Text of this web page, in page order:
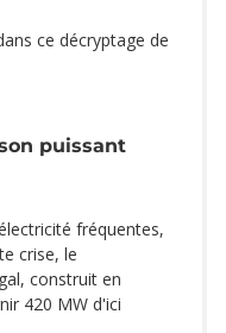
ce décryptage de
puissant
fréquentes,
crise, le
construit en
420 MW d'ici